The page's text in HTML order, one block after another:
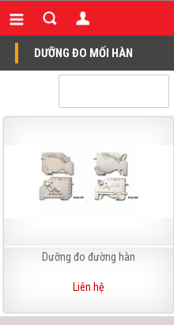
DƯỠNG ĐO MỐI HÀN
Dưỡng đo đường hàn
Liên hệ